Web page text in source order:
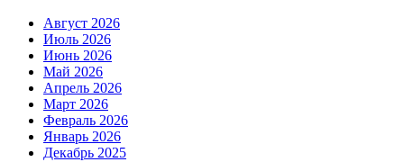
Август 2026
Июль 2026
Июнь 2026
Май 2026
Апрель 2026
Март 2026
Февраль 2026
Январь 2026
Декабрь 2025